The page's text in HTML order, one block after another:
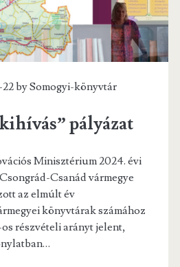
bySomogyi-könyvtár
pályázat
Minisztérium 2024. évi
Csanád vármegye
az elmúlt év
könyvtárak számához
részvételi arányt jelent,